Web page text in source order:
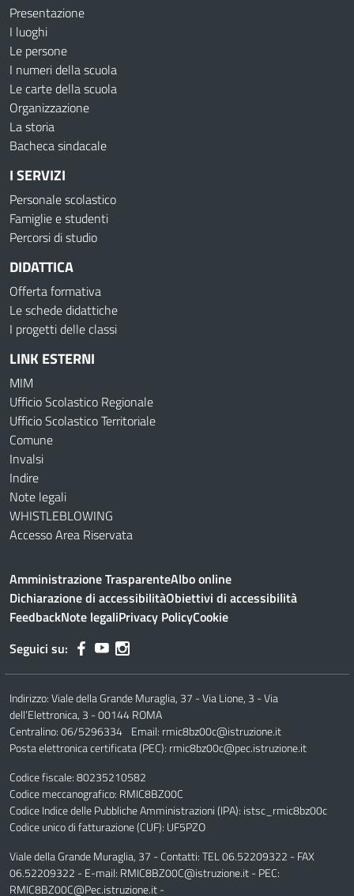
Presentazione
I luoghi
Le persone
I numeri della scuola
Le carte della scuola
Organizzazione
La storia
Bacheca sindacale
I SERVIZI
Personale scolastico
Famiglie e studenti
Percorsi di studio
DIDATTICA
Offerta formativa
Le schede didattiche
I progetti delle classi
LINK ESTERNI
MIM
Ufficio Scolastico Regionale
Ufficio Scolastico Territoriale
Comune
Invalsi
Indire
Note legali
WHISTLEBLOWING
Accesso Area Riservata
Amministrazione TrasparenteAlbo online
Dichiarazione di accessibilitàObiettivi di accessibilità
FeedbackNote legaliPrivacy PolicyCookie
Seguici su:
Indirizzo:Viale della Grande Muraglia, 37 - Via Lione, 3 - Via
dell’Elettronica, 3 - 00144 ROMA
Centralino:06/5296334 Email: rmic8bz00c@istruzione.it
Posta elettronica certificata (PEC): rmic8bz00c@pec.istruzione.it
Codice fiscale: 80235210582
Codice meccanografico: RMIC8BZ00C
Codice Indice delle Pubbliche Amministrazioni (IPA): istsc_rmic8bz00c
Codice unico di fatturazione (CUF): UF5PZO
Viale della Grande Muraglia, 37 - Contatti: TEL 06.52209322 - FAX
06.52209322 - E-mail: RMIC8BZ00C@istruzione.it - PEC:
RMIC8BZ00C@Pec.istruzione.it -